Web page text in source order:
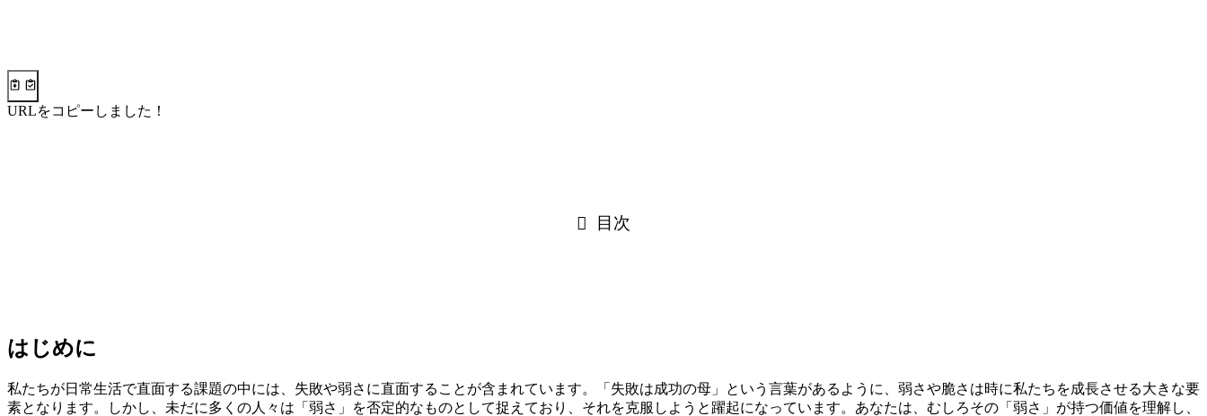
URLをコピーしました！
目次
はじめに
私たちが日常生活で直面する課題の中には、失敗や弱さに直面することが含まれています。「失敗は成功の母」という言葉があるように、弱さや脆さは時に私たちを成長させる大きな要
素となります。しかし、未だに多くの人々は「弱さ」を否定的なものとして捉えており、それを克服しようと躍起になっています。あなたは、むしろその「弱さ」が持つ価値を理解し、